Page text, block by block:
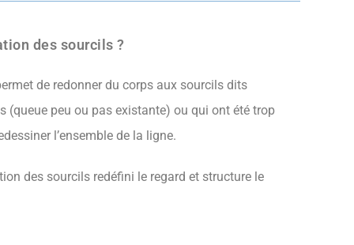
des sourcils ?
de redonner du corps aux sourcils dits
(queue peu ou pas existante) ou qui ont été trop
l’ensemble de la ligne.
des sourcils redéfini le regard et structure le